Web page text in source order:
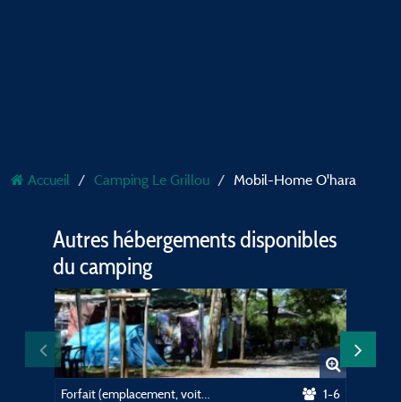
Accueil Camping Le Grillou Mobil-Home O'hara
Autres hébergements disponibles
du camping
1-6